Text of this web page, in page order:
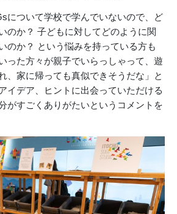
について学校で学んでいないので、ど
のか？ 子どもに対してどのように関
のか？ という悩みを持っている方も
った方々が親子でいらっしゃって、遊
、家に帰っても真似できそうだな」と
イデア、ヒントに出会っていただける
がすごくありがたいというコメントを